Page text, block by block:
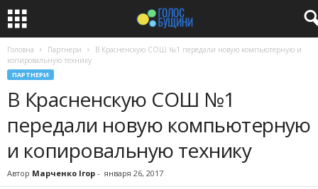
Головна Партнери
В Красненскую СОШ №1 передали новую компьютерную и
копировальную технику
ПАРТНЕРИ
В Красненскую СОШ №1
передали новую компьютерную
и копировальную технику
Автор Марченко Ігор - января 26, 2017